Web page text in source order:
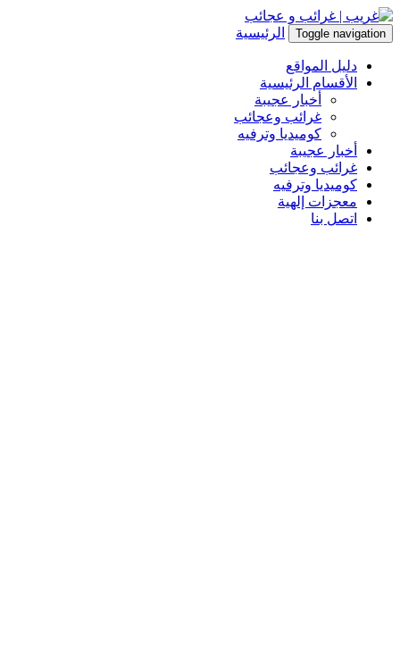
Toggle navigation الرئيسية
دليل المواقع
الأقسام الرئيسية
أخبار عجيبة
غرائب وعجائب
كوميديا وترفيه
أخبار عجيبة
غرائب وعجائب
كوميديا وترفيه
معجزات إلهية
اتصل بنا